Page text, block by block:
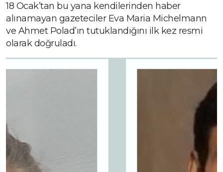
18 Ocak’tan bu yana kendilerinden haber
alınamayan gazeteciler Eva Maria Michelmann
ve Ahmet Polad’ın tutuklandığını ilk kez resmi
olarak doğruladı.